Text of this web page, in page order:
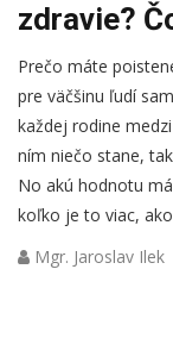
zdravie?
Prečo máte
pre väčšinu ľudí
každej rodine
ním niečo stane,
No akú hodnotu
koľko je to viac,
Mgr. Jaroslav Ilek